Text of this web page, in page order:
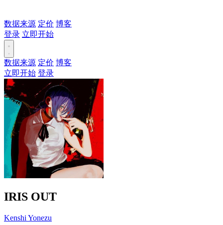
数据来源 定价 博客
登录 立即开始
数据来源 定价 博客
立即开始 登录
IRIS OUT
Kenshi Yonezu